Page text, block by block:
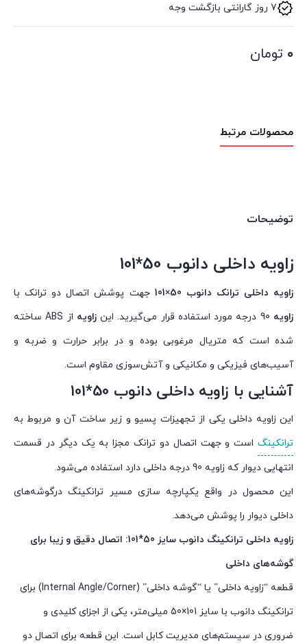
7 روز گارانتی بازگشت وجه
۰ تومان
محصولات مرتبط
توضیحات
زاویه داخلی دانوب 50*101
زاویه داخلی ترانک دانوب ×
101 جهت پوشش اتصال دو ترانک با
زاویه
زاویه
از ABS ساخته
شده است که متریال مرغوبی بوده و در برابر حرارت و ضربه و
آسیب‌های فیزیکی و مکانیکی و آتش‌سوزی مقاوم است.
آشنایی با زاویه داخلی دانوب 50*101
این زاویه داخلی یکی از تجهیزات پسیو و زیر ساخت آن و مربوط به
ترانکینگ است و جهت اتصال دو ترانک مجزا به یک دیگر در قسمت
انتهایی دیوار که زاویه 90 درجه داخلی دارد استفاده می‌شود.
این محصول در واقع یکپارچه سازی مسیر ترانکینگ درگوشه‌های
داخلی دیوار را پوشش می‌دهد.
زاویه داخلی ترانکینگ دانوب سایز 50*101: اتصال دقیق و زیبا برای
گوشه‌های داخلی
قطعه “زاویه داخلی” یا “گوشه داخلی” (Internal Angle/Corner) برای
ترانکینگ دانوب با سایز 101×50 میلی‌متر، یکی از اجزای کلیدی و
ضروری در سیستم‌های مدیریت کابل است. این قطعه برای اتصال دو